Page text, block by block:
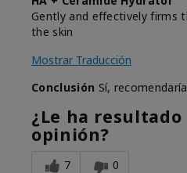
Gently and effectively firms
the skin
Mostrar Traducción
Conclusión Sí,
¿Le ha
opinión?
7 0